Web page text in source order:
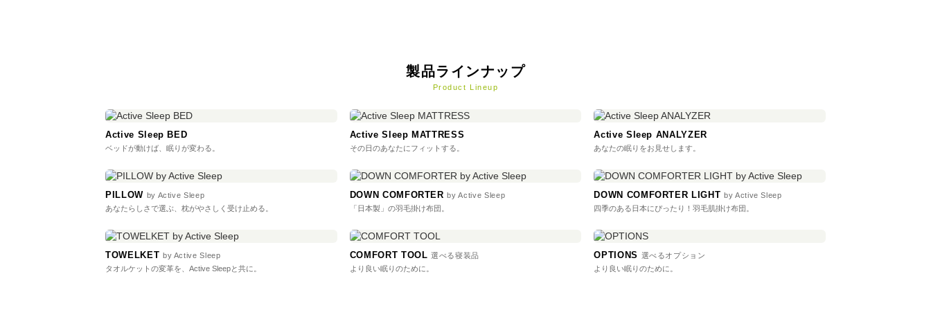
製品ラインナップ
Product Lineup
Active Sleep BED
ベッドが動けば、眠りが変わる。
Active Sleep MATTRESS
その日のあなたにフィットする。
Active Sleep ANALYZER
あなたの眠りをお見せします。
PILLOW by Active Sleep
あなたらしさで選ぶ、枕がやさしく受け止める。
DOWN COMFORTERby Active Sleep
「日本製」の羽毛掛け布団。
DOWN COMFORTER LIGHT by Active Sleep
四季のある日本にぴったり！羽毛肌掛け布団。
TOWELKET by Active Sleep
タオルケットの変革を、Active Sleepと共に。
COMFORT TOOL選べる寝装品
より良い眠りのために。
OPTIONS 選べるオプション
より良い眠りのために。